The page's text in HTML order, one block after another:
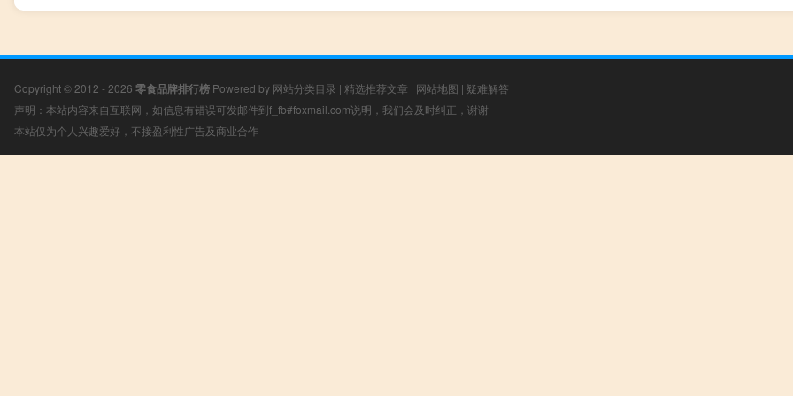
Copyright © 2012 - 2026 零食品牌排行榜 Powered by 网站分类目录 | 精选推荐文章 | 网站地图 | 疑难解答
声明：本站内容来自互联网，如信息有错误可发邮件到f_fb#foxmail.com说明，我们会及时纠正，谢谢
本站仅为个人兴趣爱好，不接盈利性广告及商业合作